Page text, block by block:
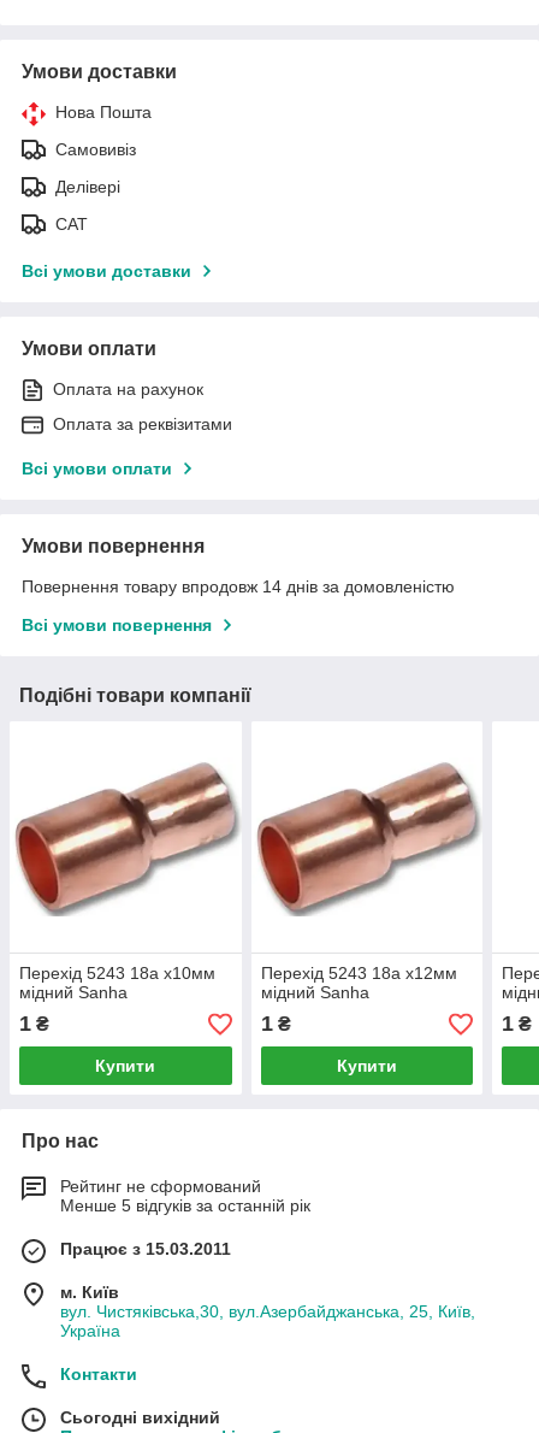
Умови доставки
Нова Пошта
Самовивіз
Делівері
САТ
Всі умови доставки
Умови оплати
Оплата на рахунок
Оплата за реквізитами
Всі умови оплати
Умови повернення
Повернення товару впродовж 14 днів за домовленістю
Всі умови повернення
Подібні товари компанії
Перехід 5243 18а х10мм
мідний Sanha
1 ₴
Купити
Перехід 5243 18а х12мм
мідний Sanha
1₴
Купити
1 ₴
Про нас
Рейтинг не сформований
Менше 5 відгуків за останній рік
Працює з 15.03.2011
м. Київ
вул. Чистяківська,30, вул.Азербайджанська, 25, Київ,
Україна
Контакти
Сьогодні вихідний